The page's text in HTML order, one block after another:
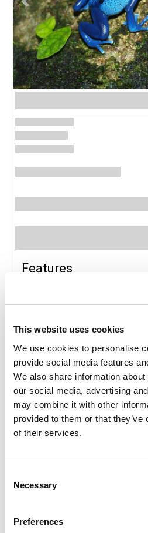
This website uses cookies
We use cookies to personalise
provide social media features
We also share information
our social media, advertising
may combine it with other
provided to them or that
of their services.
Selection
Necessary
Preferences
Previous
Features
Package Details
Acquario di Cattolica
Déjate cautivar por el segundo
Más de 100 tanques
tortugas y medusas son solo
Cada día en el Acuario de
comenzando con la gigantesca